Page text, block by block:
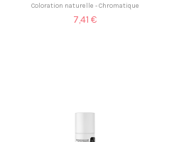
Coloration naturelle - Chromatique
7,41 €